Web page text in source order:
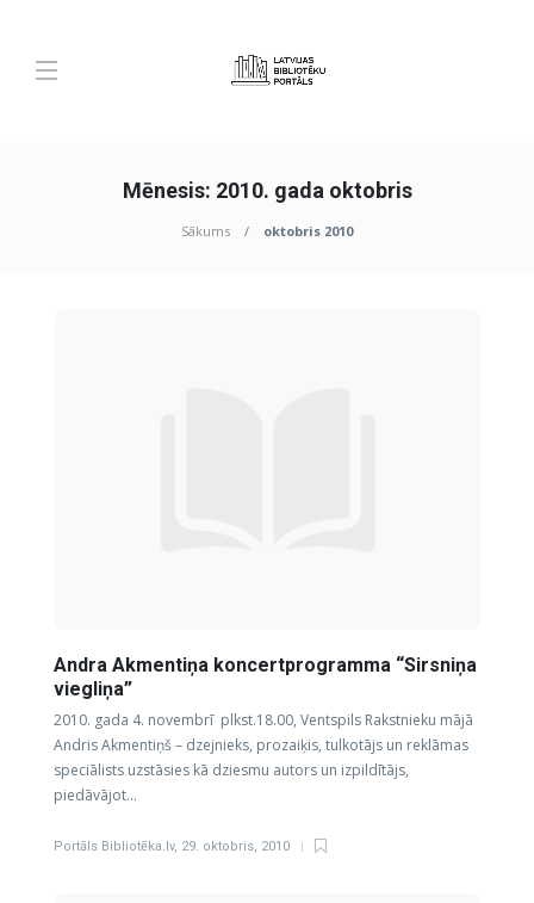
Mēnesis: 2010. gada oktobris
Sākums oktobris 2010
Andra Akmentiņa koncertprogramma “Sirsniņa
viegliņa”
2010. gada 4. novembrī plkst.18.00, Ventspils Rakstnieku mājā
Andris Akmentiņš – dzejnieks, prozaiķis, tulkotājs un reklāmas
speciālists uzstāsies kā dziesmu autors un izpildītājs,
piedāvājot…
Portāls Bibliotēka.lv, 29. oktobris, 2010